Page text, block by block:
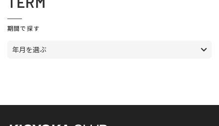
期間で探す
年月を選ぶ